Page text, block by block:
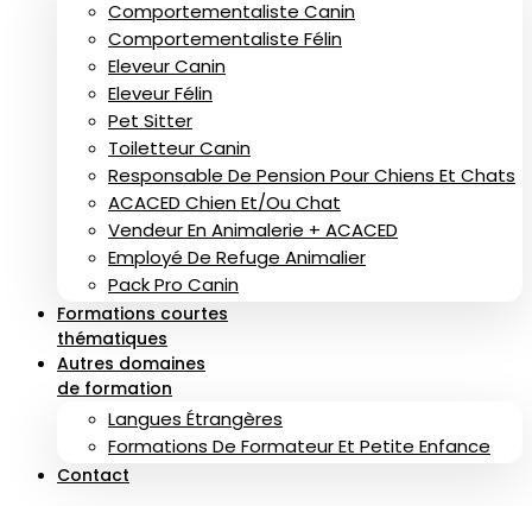
Comportementaliste Canin
Comportementaliste Félin
Eleveur Canin
Eleveur Félin
Pet Sitter
Toiletteur Canin
Responsable De Pension Pour Chiens Et Chats
ACACED Chien Et/ou Chat
Vendeur En Animalerie + ACACED
Employé De Refuge Animalier
Pack Pro Canin
Formations courtes
thématiques
Autres domaines
de formation
Langues Étrangères
Formations De Formateur Et Petite Enfance
Contact